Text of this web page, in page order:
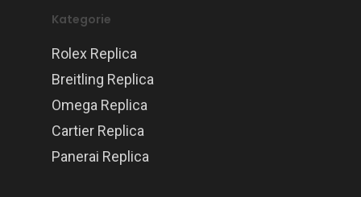
Kategorie
Rolex Replica
Breitling Replica
Omega Replica
Cartier Replica
Panerai Replica